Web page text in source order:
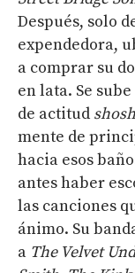
Después, solo
expendedora,
a comprar su
en lata. Se
de actitud
mente de
hacia esos
antes haber
las canciones
ánimo. Su
a The Velvet